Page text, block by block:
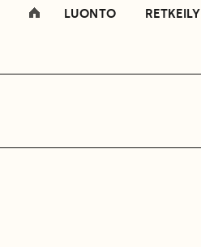
LUONTO RETKEILY